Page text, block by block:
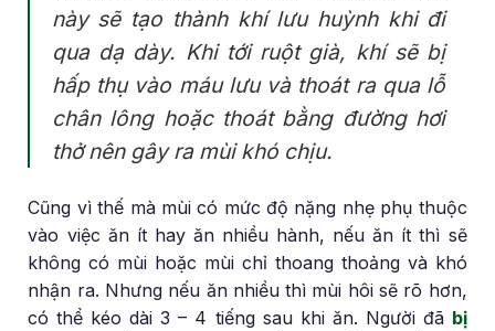
này sẽ tạo thành khí lưu huỳnh khi đi
qua dạ dày. Khi tới ruột già, khí sẽ bị
hấp thụ vào máu lưu và thoát ra qua lỗ
chân lông hoặc thoát bằng đường hơi
thở nên gây ra mùi khó chịu.
Cũng vì thế mà mùi có mức độ nặng nhẹ phụ thuộc
vào việc ăn ít hay ăn nhiều hành, nếu ăn ít thì sẽ
không có mùi hoặc mùi chỉ thoang thoảng và khó
nhận ra. Nhưng nếu ăn nhiều thì mùi hôi sẽ rõ hơn,
có thể kéo dài 3 – 4 tiếng sau khi ăn. Người đã bị